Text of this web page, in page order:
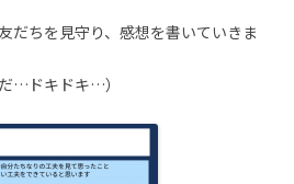
だちを見守り、感想を書いていきま
…ドキドキ…）